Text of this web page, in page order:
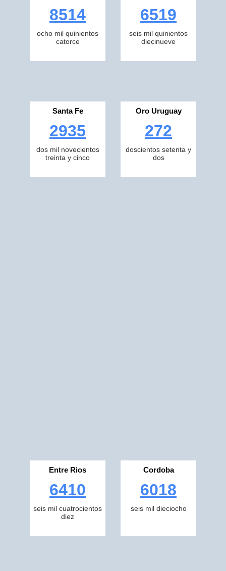
8514
ocho mil quinientos
catorce
6519
seis mil quinientos
diecinueve
Santa Fe
2935
dos mil novecientos
treinta y cinco
Oro Uruguay
272
doscientos setenta y
dos
Entre Rios
6410
seis mil cuatrocientos
diez
Cordoba
6018
seis mil dieciocho